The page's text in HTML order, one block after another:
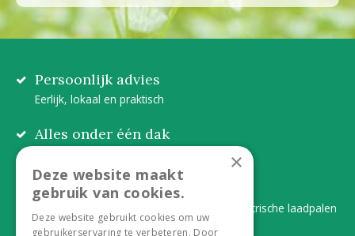
Persoonlijk advies
Eerlijk, lokaal en praktisch
Alles onder één dak
Duurzaam en dorpsgemak
Lever je statiegeldflessen bij ons in én elektrische laadpalen
×
Deze website maakt
gebruik van cookies.
Deze website gebruikt cookies om uw
gebruikerservaring te verbeteren. Door